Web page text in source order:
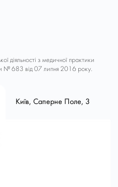
діяльності з медичної практики
№ 683 від 07 липня 2016 року.
Київ, Саперне Поле, 3